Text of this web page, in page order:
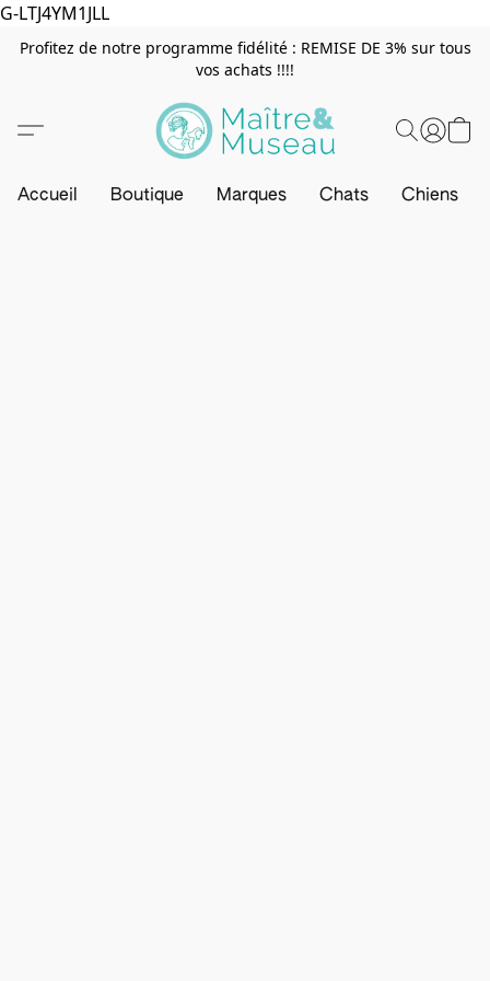
G-LTJ4YM1JLL
Profitez de notre programme fidélité : REMISE DE 3% sur tous
vos achats !!!!
Accueil Boutique Marques Chats Chiens